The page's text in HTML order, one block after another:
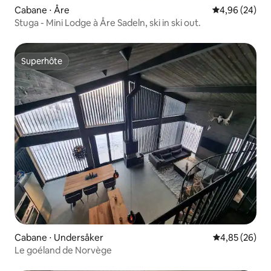
Cabane ⋅ Åre Évaluation
4,96 (24)
Stuga - Mini Lodge à Åre Sadeln, ski in ski out.
Superhôte
Superhôte
Cabane ⋅ Undersåker Évaluation
4,85 (26)
Le goéland de Norvège